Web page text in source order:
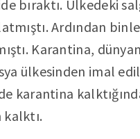
bıraktı. Ülkedeki
Ardından
Karantina,
ülkesinden imal
karantina